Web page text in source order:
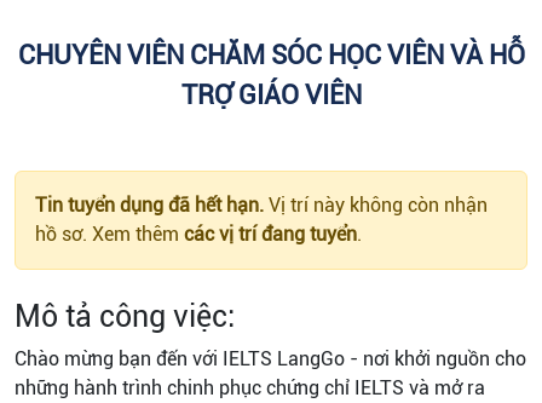
CHUYÊN VIÊN CHĂM SÓC HỌC VIÊN VÀ HỖ
TRỢ GIÁO VIÊN
Tin tuyển dụng đã hết hạn. Vị trí này không còn nhận
hồ sơ. Xem thêm các vị trí đang tuyển.
Mô tả công việc:
Chào mừng bạn đến với IELTS LangGo - nơi khởi nguồn cho
những hành trình chinh phục chứng chỉ IELTS và mở ra